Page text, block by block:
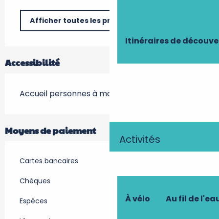
Itinéraires de
Activités
À vélo Au fil de
Afficher toutes les prestations
Accessibilité
Accueil personnes à mobilité réduite
Moyens de paiement
Cartes bancaires
Chèques
Espèces